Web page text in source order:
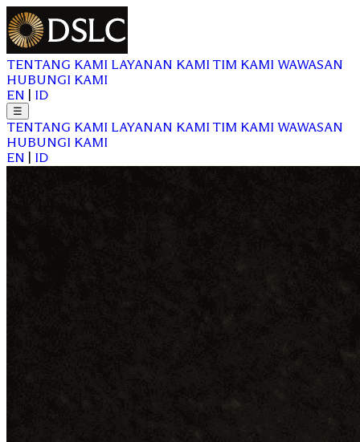
TENTANG KAMI LAYANAN KAMI TIM KAMI WAWASAN
HUBUNGI KAMI
EN
ID
☰
TENTANG KAMI LAYANAN KAMI TIM KAMI WAWASAN
HUBUNGI KAMI
EN
ID